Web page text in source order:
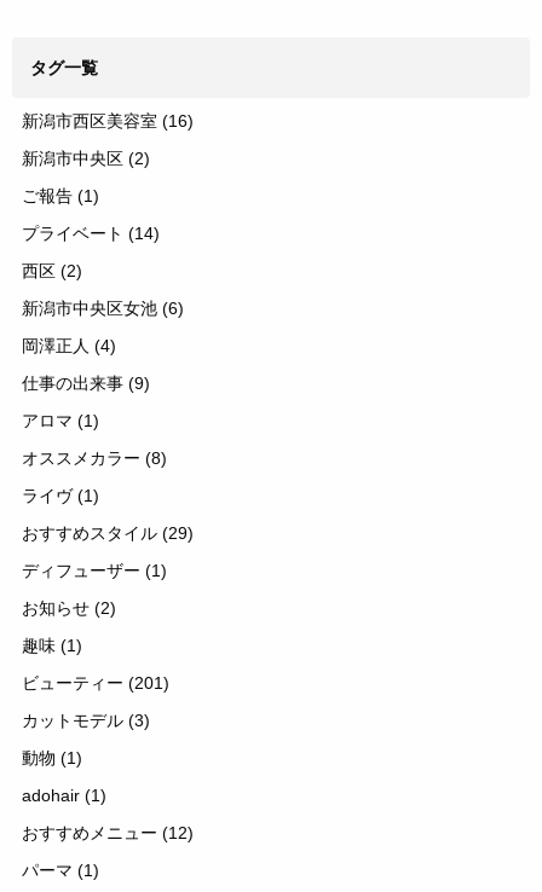
タグ一覧
新潟市西区美容室 (16)
新潟市中央区 (2)
ご報告 (1)
プライベート (14)
西区 (2)
新潟市中央区女池 (6)
岡澤正人 (4)
仕事の出来事 (9)
アロマ (1)
オススメカラー (8)
ライヴ(1)
おすすめスタイル (29)
ディフューザー (1)
お知らせ (2)
趣味 (1)
ビューティー (201)
カットモデル (3)
動物 (1)
adohair (1)
おすすめメニュー (12)
パーマ (1)